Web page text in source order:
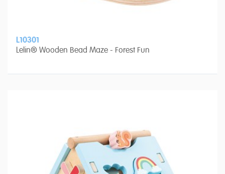
L10301
Lelin® Wooden Bead Maze - Forest Fun